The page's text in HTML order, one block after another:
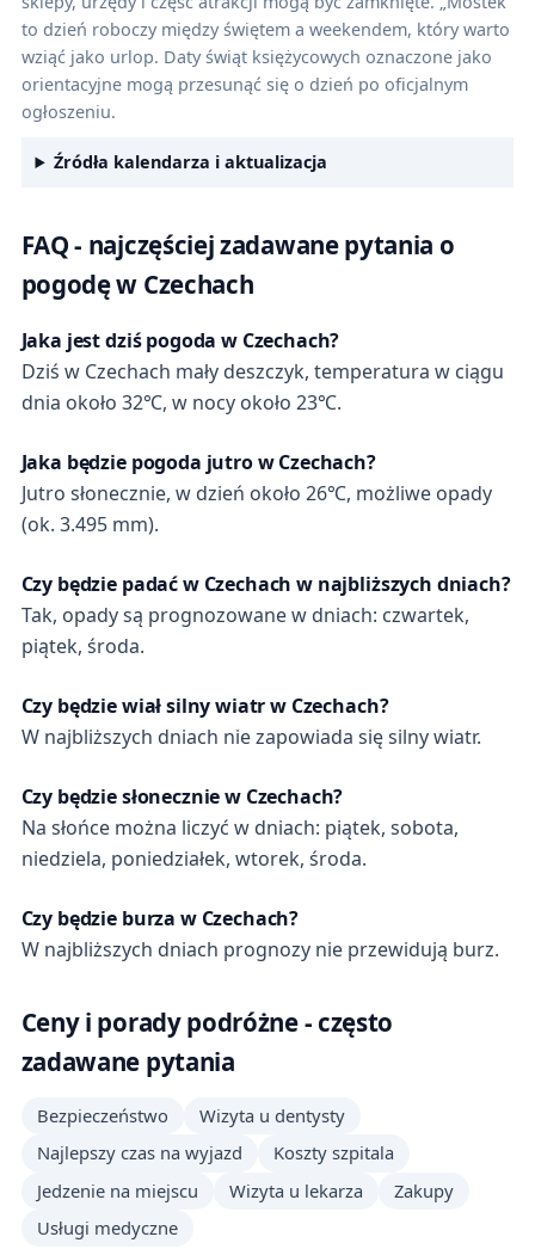
to dzień roboczy między świętem a weekendem, który warto
wziąć jako urlop. Daty świąt księżycowych oznaczone jako
orientacyjne mogą przesunąć się o dzień po oficjalnym
ogłoszeniu.
Źródła kalendarza i aktualizacja
FAQ - najczęściej zadawane pytania o
pogodę w Czechach
Jaka jest dziś pogoda w Czechach?
Dziś w Czechach mały deszczyk, temperatura w ciągu
dnia około 32℃, w nocy około 23℃.
Jaka będzie pogoda jutro w Czechach?
Jutro słonecznie, w dzień około 26℃, możliwe opady
(ok. 3.495 mm).
Czy będzie padać w Czechach w najbliższych dniach?
Tak, opady są prognozowane w dniach: czwartek,
piątek, środa.
Czy będzie wiał silny wiatr w Czechach?
W najbliższych dniach nie zapowiada się silny wiatr.
Czy będzie słonecznie w Czechach?
Na słońce można liczyć w dniach: piątek, sobota,
niedziela, poniedziałek, wtorek, środa.
Czy będzie burza w Czechach?
W najbliższych dniach prognozy nie przewidują burz.
Ceny i porady podróżne - często
zadawane pytania
Bezpieczeństwo
Wizyta u dentysty
Najlepszy czas na wyjazd
Koszty szpitala
Jedzenie na miejscu
Wizyta u lekarza
Zakupy
Usługi medyczne